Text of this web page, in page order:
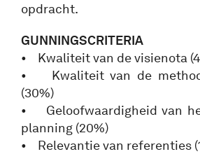
opdracht.
GUNNINGSCRITERIA
• Kwaliteit van de visienota
• Kwaliteit van de
(30%)
• Geloofwaardigheid van
planning (20%)
• Relevantie van referenties